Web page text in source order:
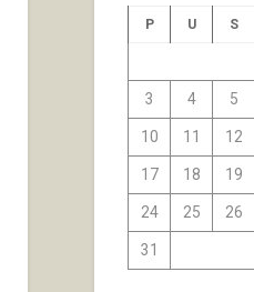
P U S
3 4 5
10 11 12
17 18 19
24 25 26
31